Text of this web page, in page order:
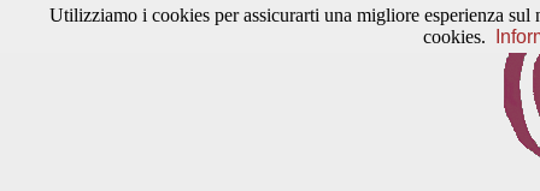
Utilizziamo i cookies per assicurarti una migliore esperienza
cookies.